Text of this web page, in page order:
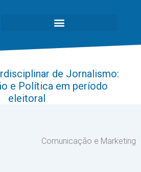
de Jornalismo:
e Política em período
eleitoral
Comunicação e Marketing